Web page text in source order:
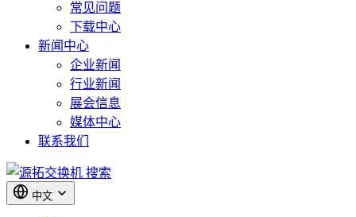
常见问题
下载中心
新闻中心
企业新闻
行业新闻
展会信息
媒体中心
联系我们
搜索
中文